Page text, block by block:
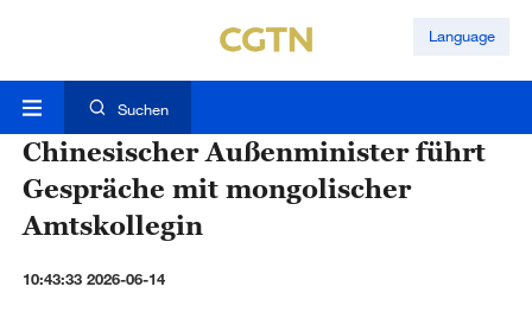
Language
Suchen
Chinesischer Außenminister führt
Gespräche mit mongolischer
Amtskollegin
10:43:33 2026-06-14